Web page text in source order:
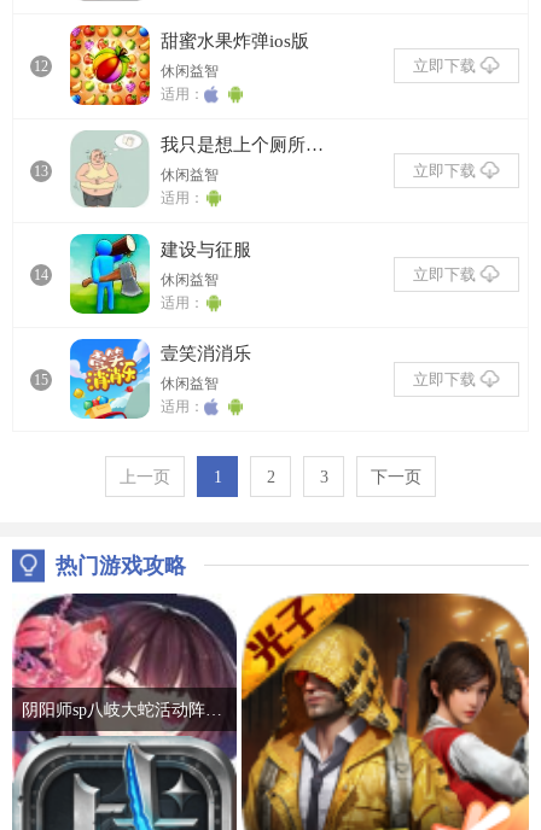
12
甜蜜水果炸弹ios版
休闲益智
适用：
立即下载
13
我只是想上个厕所正式版
休闲益智
适用：
立即下载
14
建设与征服
休闲益智
适用：
立即下载
15
壹笑消消乐
休闲益智
适用：
立即下载
上一页 1 2 3 下一页
热门游戏攻略
阴阳师sp八岐大蛇活动阵容推荐 2022神堕八岐大蛇活动通关攻略